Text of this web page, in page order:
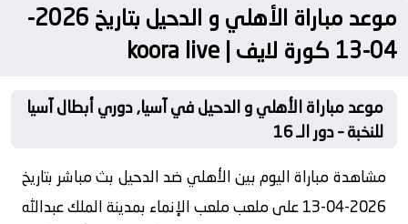
موعد مباراة الأهلي و الدحيل بتاريخ 2026-
04-13 كورة لايف | koora live
موعد مباراة الأهلي و الدحيل في آسيا, دوري أبطال آسيا
للنخبة – دور الـ 16
مشاهدة مباراة اليوم بين الأهلي ضد الدحيل بث مباشر بتاريخ
2026-04-13 على ملعب ملعب الإنماء بمدينة الملك عبدالله